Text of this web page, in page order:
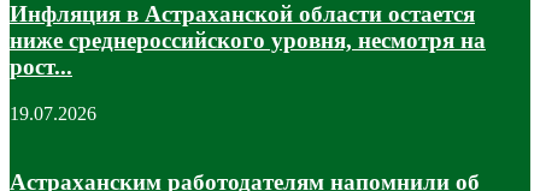
Инфляция в Астраханской области остается
ниже среднероссийского уровня, несмотря на
рост...
19.07.2026
Астраханским работодателям напомнили об